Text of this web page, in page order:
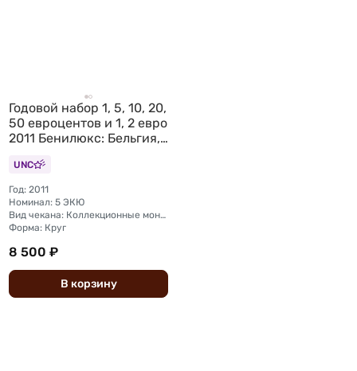
Годовой набор 1, 5, 10, 20,
50 евроцентов и 1, 2 евро
2011 Бенилюкс: Бельгия,
Люксембург 24 монеты
UNC
Год: 2011
Номинал: 5 ЭКЮ
Вид чекана: Коллекционные монеты
Форма: Круг
8 500 ₽
В корзину